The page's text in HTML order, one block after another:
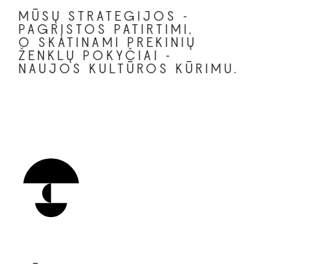
MŪSŲ STRATEGIJOS -
PAGRĮSTOS PATIRTIMI,
O SKATINAMI PREKINIŲ
ŽENKLŲ POKYČIAI -
NAUJOS KULTŪROS KŪRIMU.